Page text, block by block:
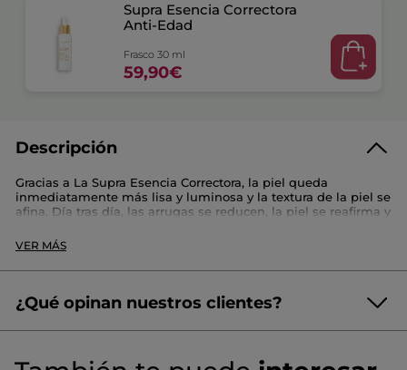
Supra Esencia Correctora
Anti-Edad
Frasco 30 ml
59,90€
Descripción
Gracias a La Supra Esencia Correctora, la piel queda
inmediatamente más lisa y luminosa y la textura de la piel se
afina. Día tras día, las arrugas se reducen, la piel se reafirma y
redensificada y revitalizada. Su fórmula está infusionada con
Aquilea Dorada, 70% más potente que el resveratrol*, para
corregir todos los signos de la edad.
- Punto fuerte :
Innovadora textura sérum-esencia ultrafluida y
ultrapenetrante.
VER MÁS
¿Qué opinan nuestros clientes?